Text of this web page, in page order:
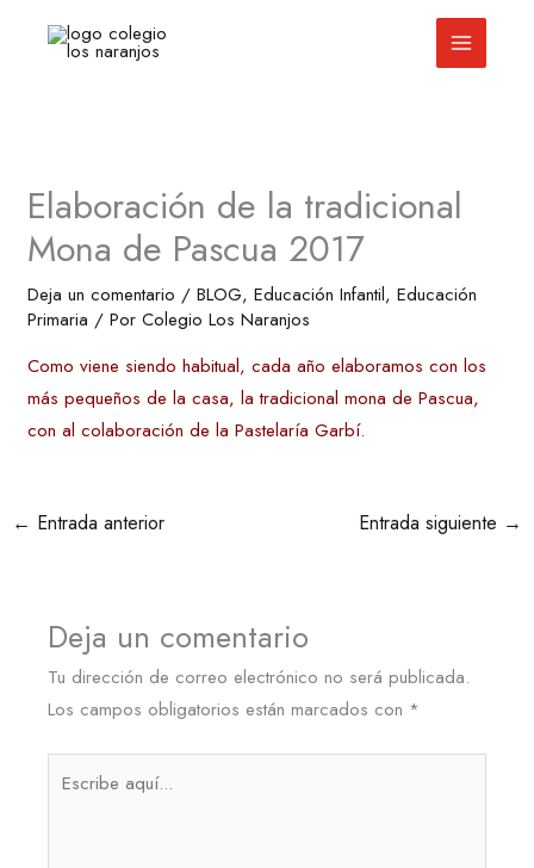
Elaboración de la tradicional
Mona de Pascua 2017
Deja un comentario /BLOG,Educación Infantil,Educación
Primaria / PorColegio Los Naranjos
Como viene siendo habitual, cada año elaboramos con los
más pequeños de la casa, la tradicional mona de Pascua,
con al colaboración de la Pastelaría Garbí.
← Entrada anterior Entrada siguiente →
Deja un comentario
Tu dirección de correo electrónico no será publicada.
Los campos obligatorios están marcados con *